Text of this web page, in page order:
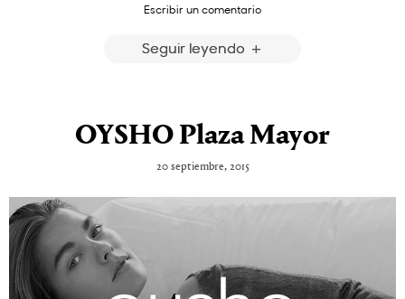
Escribir un comentario
Seguir leyendo
OYSHO Plaza Mayor
20 septiembre, 2015